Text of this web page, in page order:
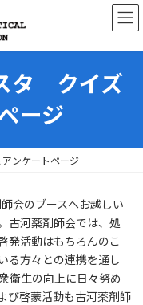
タ クイズ
ージ
ンケートページ
会のブースへお越しい
古河薬剤師会では、処
発活動はもちろんのこ
る方々との連携を通し
衛生の向上に日々努め
び啓蒙活動も古河薬剤師